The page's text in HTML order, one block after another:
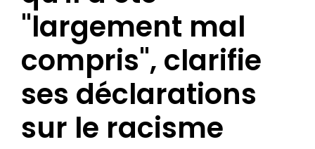
"largement mal
compris", clarifie
ses déclarations
sur le racisme